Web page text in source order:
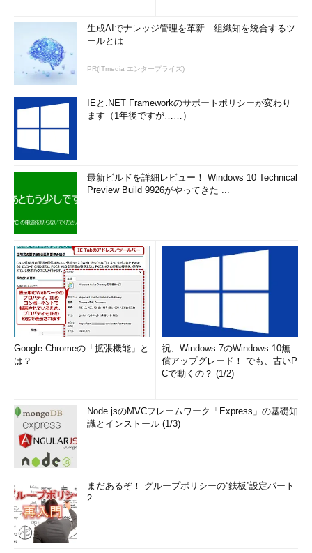
生成AIでナレッジ管理を革新 組織知を統合するツ
ールとは
PR(ITmedia エンタープライズ)
IEと.NET Frameworkのサポートポリシーが変わり
ます（1年後ですが……）
最新ビルドを詳細レビュー！ Windows 10 Technical
Preview Build 9926がやってきた ...
Google Chromeの「拡張機能」と
は？
祝、Windows 7のWindows 10無
償アップグレード！ でも、古いP
Cで動くの？ (1/2)
Node.jsのMVCフレームワーク「Express」の基礎知
識とインストール (1/3)
まだあるぞ！ グループポリシーの“鉄板”設定パート
2